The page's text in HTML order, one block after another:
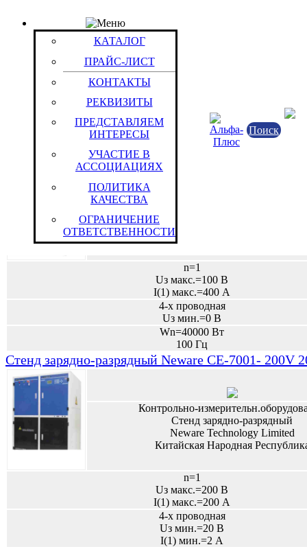
КАТАЛОГ
ПРАЙС-ЛИСТ
КОНТАКТЫ
РЕКВИЗИТЫ
ПРЕДСТАВЛЯЕМ
ИНТЕРЕСЫ
УЧАСТИЕ В
АССОЦИАЦИЯХ
ПОЛИТИКА
КАЧЕСТВА
ОГРАНИЧЕНИЕ
ОТВЕТСТВЕННОСТИ
Поиск
Группа: Серия 7000. Рекуперация,Импульсные
большой мощности, симулирования режимов
Группы / Товары
Контрольно-
n=1
Uз макс.=100 В
I(1) макс.=400 А
4-х проводная
Uз мин.=0 В
Wn=40000 Вт
100 Гц
Стенд зарядно-разрядный Neware CE-7001- 200V
Контрольно-
Стенд зарядно-разрядный
Neware Technology Limited
Китайская Народная
n=1
Uз макс.=200 В
I(1) макс.=200 А
4-х проводная
Uз мин.=20 В
I(1) мин.=2 А